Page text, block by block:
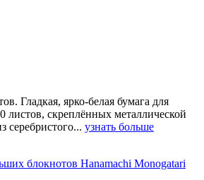
Гладкая, ярко-белая бумага для
листов, скреплённых металлической
узнать больше